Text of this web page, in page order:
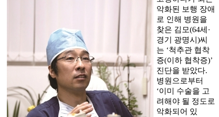
악화된 보행 장애
로 인해 병원을
찾은 김모(64세·
경기 광명시)씨
는 ‘척추관 협착
증(이하 협착증)’
진단을 받았다.
병원으로부터
‘이미 수술을 고
려해야 될 정도로
악화되어 있